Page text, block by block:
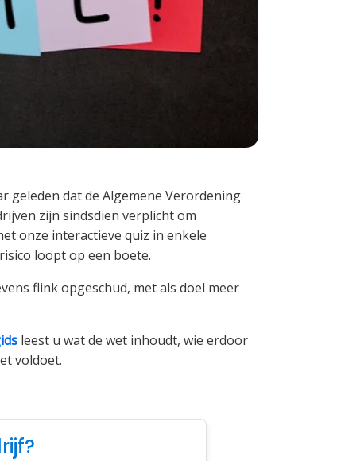
geleden dat de Algemene Verordening
zijn sindsdien verplicht om
onze interactieve quiz in enkele
loopt op een boete.
flink opgeschud, met als doel meer
leest u wat de wet inhoudt, wie erdoor
voldoet.